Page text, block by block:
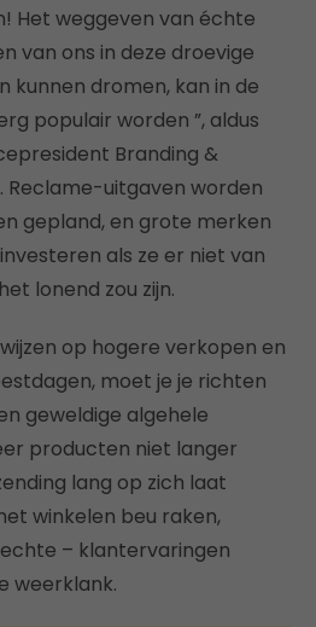
Het weggeven van échte
van ons in deze droevige
kunnen dromen, kan in de
populair worden ”, aldus
Branding &
Reclame-uitgaven worden
gepland, en grote merken
als ze er niet van
lonend zou zijn.
op hogere verkopen en
moet je je richten
geweldige algehele
producten niet langer
lang op zich laat
winkelen beu raken,
– klantervaringen
weerklank.